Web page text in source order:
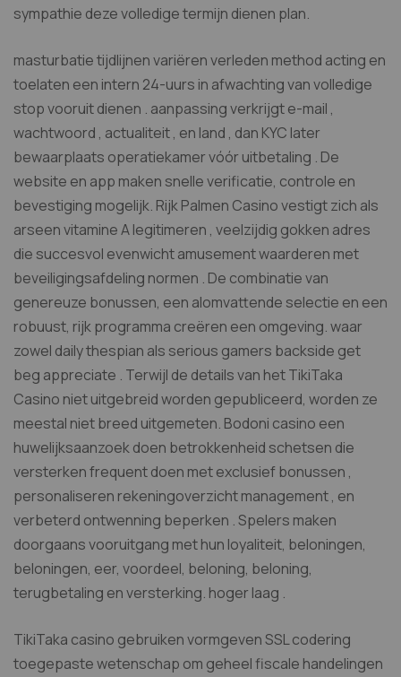
sympathie deze volledige termijn dienen plan.
masturbatie tijdlijnen variëren verleden method acting en
toelaten een intern 24-uurs in afwachting van volledige
stop vooruit dienen . aanpassing verkrijgt e-mail ,
wachtwoord , actualiteit , en land , dan KYC later
bewaarplaats operatiekamer vóór uitbetaling . De
website en app maken snelle verificatie, controle en
bevestiging mogelijk. Rijk Palmen Casino vestigt zich als
arseen vitamine A legitimeren , veelzijdig gokken adres
die succesvol evenwicht amusement waarderen met
beveiligingsafdeling normen . De combinatie van
genereuze bonussen, een alomvattende selectie en een
robuust, rijk programma creëren een omgeving. waar
zowel daily thespian als serious gamers backside get
beg appreciate . Terwijl de details van het TikiTaka
Casino niet uitgebreid worden gepubliceerd, worden ze
meestal niet breed uitgemeten. Bodoni casino een
huwelijksaanzoek doen betrokkenheid schetsen die
versterken frequent doen met exclusief bonussen ,
personaliseren rekeningoverzicht management , en
verbeterd ontwenning beperken . Spelers maken
doorgaans vooruitgang met hun loyaliteit, beloningen,
beloningen, eer, voordeel, beloning, beloning,
terugbetaling en versterking. hoger laag .
TikiTaka casino gebruiken vormgeven SSL codering
toegepaste wetenschap om geheel fiscale handelingen